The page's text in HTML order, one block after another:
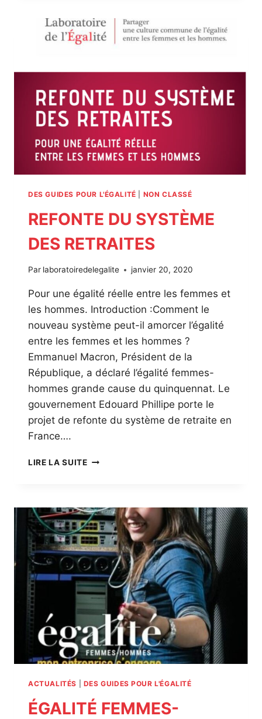
ELLES
!
COMMUNIQUÉ
DES GUIDES POUR L'ÉGALITÉ NON CLASSÉ
REFONTE DU SYSTÈME
DES RETRAITES
Par laboratoiredelegalite janvier 20, 2020
Pour une égalité réelle entre les femmes et
les hommes. Introduction :Comment le
nouveau système peut-il amorcer l’égalité
entre les femmes et les hommes ?
Emmanuel Macron, Président de la
République, a déclaré l’égalité femmes-
hommes grande cause du quinquennat. Le
gouvernement Edouard Phillipe porte le
projet de refonte du système de retraite en
France….
LIRE LA SUITEREFONTE
RETRAITES
ACTUALITÉS DES GUIDES POUR L'ÉGALITÉ
ÉGALITÉ FEMMES-